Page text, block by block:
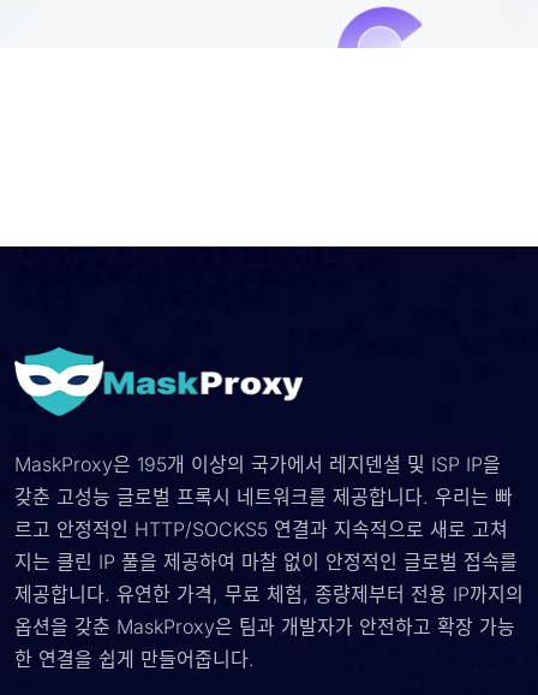
MaskProxy은 195개 이상의 국가에서 레지덴셜 및 ISP IP을
갖춘 고성능 글로벌 프록시 네트워크를 제공합니다. 우리는 빠
르고 안정적인 HTTP/SOCKS5 연결과 지속적으로 새로 고쳐
지는 클린 IP 풀을 제공하여 마찰 없이 안정적인 글로벌 접속를
제공합니다. 유연한 가격, 무료 체험, 종량제부터 전용 IP까지의
옵션을 갖춘 MaskProxy은 팀과 개발자가 안전하고 확장 가능
한 연결을 쉽게 만들어줍니다.